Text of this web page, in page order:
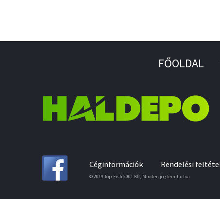
FŐOLDAL
Céginformációk Rendelési
© 2019 Top-Fish 2001 Kft, Minden jog fenntartva